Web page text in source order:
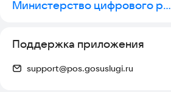
Министерство цифрового развития, связи и массовых коммуникаций Российской Федерации
Поддержка приложения
support@pos.gosuslugi.ru